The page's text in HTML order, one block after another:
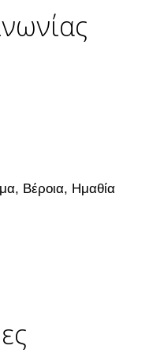
Βέροια, Ημαθία